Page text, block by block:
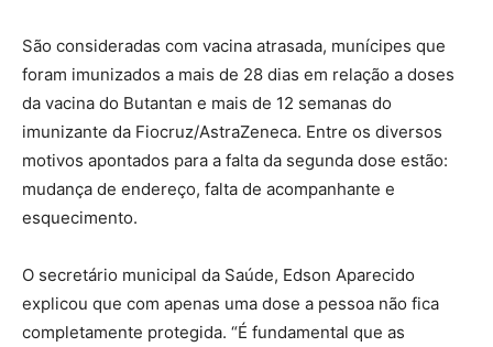
São consideradas com vacina atrasada, munícipes que
foram imunizados a mais de 28 dias em relação a doses
da vacina do Butantan e mais de 12 semanas do
imunizante da Fiocruz/AstraZeneca. Entre os diversos
motivos apontados para a falta da segunda dose estão:
mudança de endereço, falta de acompanhante e
esquecimento.
O secretário municipal da Saúde, Edson Aparecido
explicou que com apenas uma dose a pessoa não fica
completamente protegida. “É fundamental que as